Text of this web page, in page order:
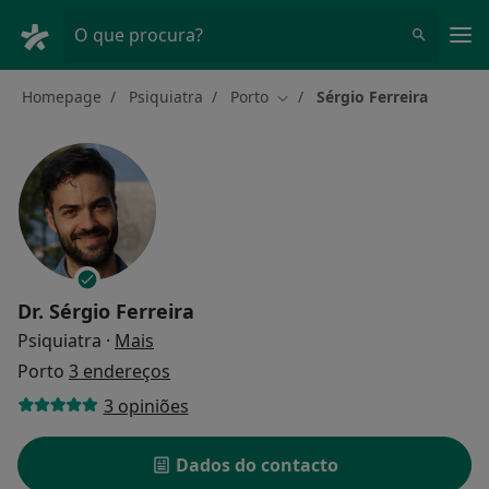
O que procura?
Homepage Psiquiatra Porto Mudar de cidade
Sérgio Ferreira
Dr. Sérgio Ferreira
Psiquiatra · Mais
Porto 3 endereços
3 opiniões
Dados do contacto